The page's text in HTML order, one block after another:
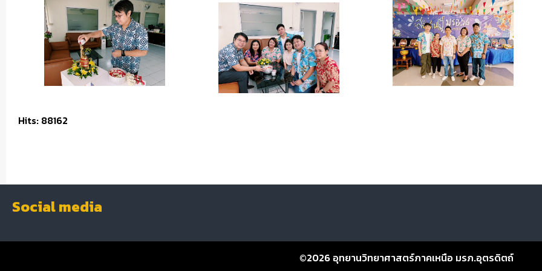
Hits: 88162
Social media
©2026 อุทยานวิทยาศาสตร์ภาคเหนือ มรภ.อุตรดิตถ์